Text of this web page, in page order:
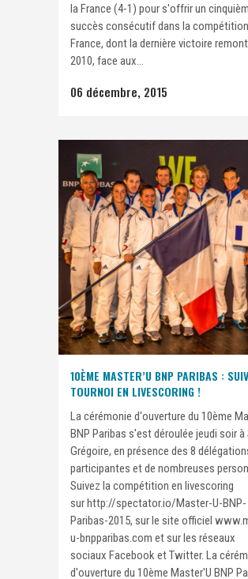
la France (4-1) pour s'offrir un
succès consécutif dans la
France, dont la dernière victoire
2010, face aux...
06 décembre, 2015
10ÈME MASTER’U BNP PARIBAS :
TOURNOI EN LIVESCORING !
La cérémonie d'ouverture du 10ème
BNP Paribas s'est déroulée jeudi soir à
Grégoire, en présence des 8
participantes et de nombreuses
Suivez la compétition en livescoring
sur http://spectator.io/Master-U-BNP-
Paribas-2015, sur le site officiel
u-bnpparibas.com et sur les réseaux
sociaux Facebook et Twitter. La
d'ouverture du 10ème Master'U BNP